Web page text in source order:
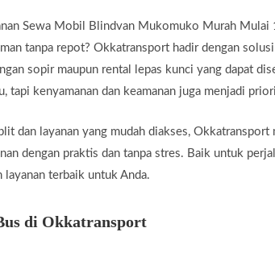
Sewa Mobil Blindvan Mukomuko Murah
tanpa repot? Okkatransport hadir dengan
sopir maupun rental lepas kunci yang dapat
tapi kenyamanan dan keamanan juga menjadi
dan layanan yang mudah diakses,
dengan praktis dan tanpa stres. Baik untuk
terbaik untuk Anda.
di Okkatransport